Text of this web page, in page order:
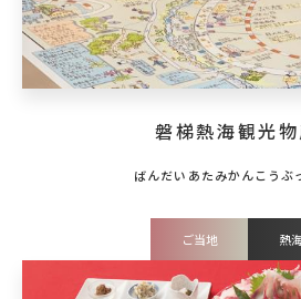
磐梯熱海観光
ご当地 熱